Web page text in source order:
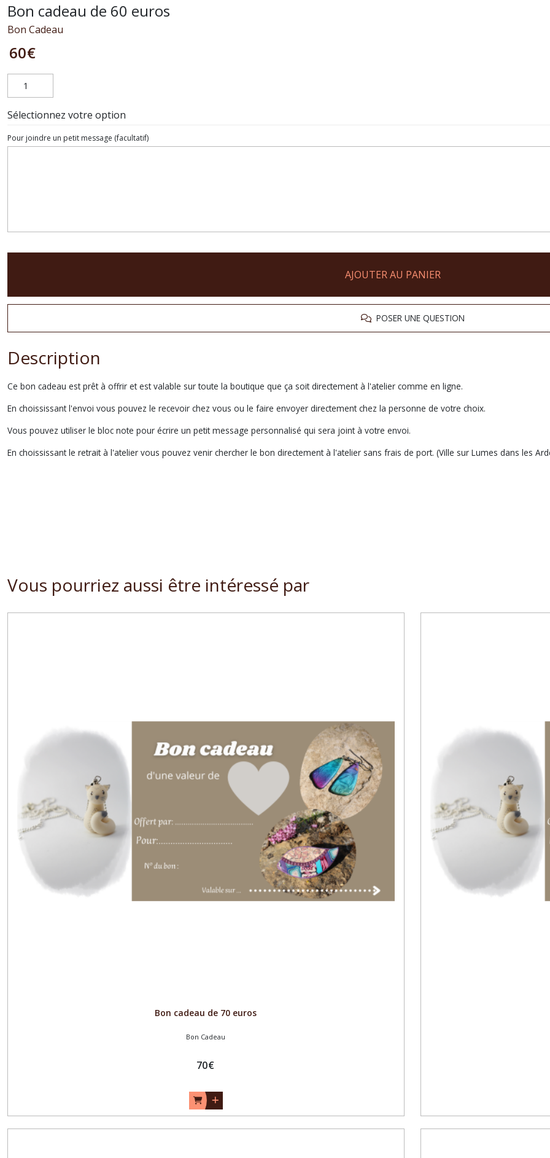
Bon cadeau de 60 euros
Bon Cadeau
60€
Sélectionnez votre option
Pour joindre un petit message (facultatif)
AJOUTER AU PANIER
POSER UNE QUESTION
Description
Ce bon cadeau est prêt à offrir et est valable sur toute la boutique que ça soit directement à l'atelier comme en ligne.
En choississant l'envoi vous pouvez le recevoir chez vous ou le faire envoyer directement chez la personne de votre choix.
Vous pouvez utiliser le bloc note pour écrire un petit message personnalisé qui sera joint à votre envoi.
En choississant le retrait à l'atelier vous pouvez venir chercher le bon directement à l'atelier sans frais de port. (Ville sur Lumes dans les
Vous pourriez aussi être intéressé par
Bon cadeau de 70 euros
Bon Cadeau
70€